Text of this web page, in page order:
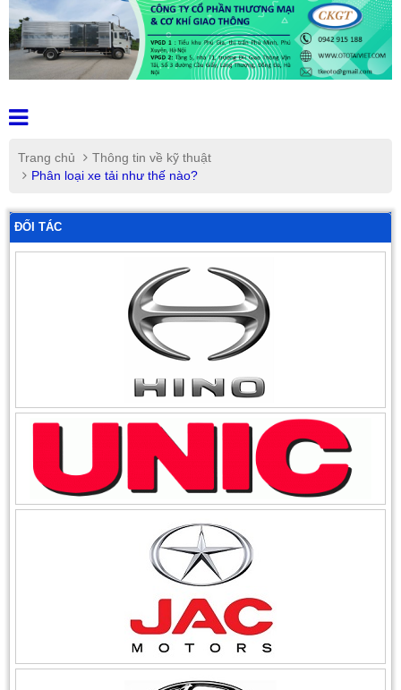
Trang chủ
Thông tin về kỹ thuật
Phân loại xe tải như thế nào?
ĐỐI TÁC